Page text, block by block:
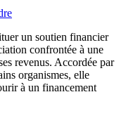
un soutien financier
confrontée à une
revenus. Accordée par
organismes, elle
à un financement